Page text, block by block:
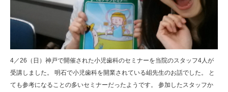
4／26（日）神戸で開催された小児歯科のセミナーを当院のスタッフ4人が
受講しました。 明石で小児歯科を開業されている岨先生のお話でした。 と
ても参考になることの多いセミナーだったようです。 参加したスタッフか